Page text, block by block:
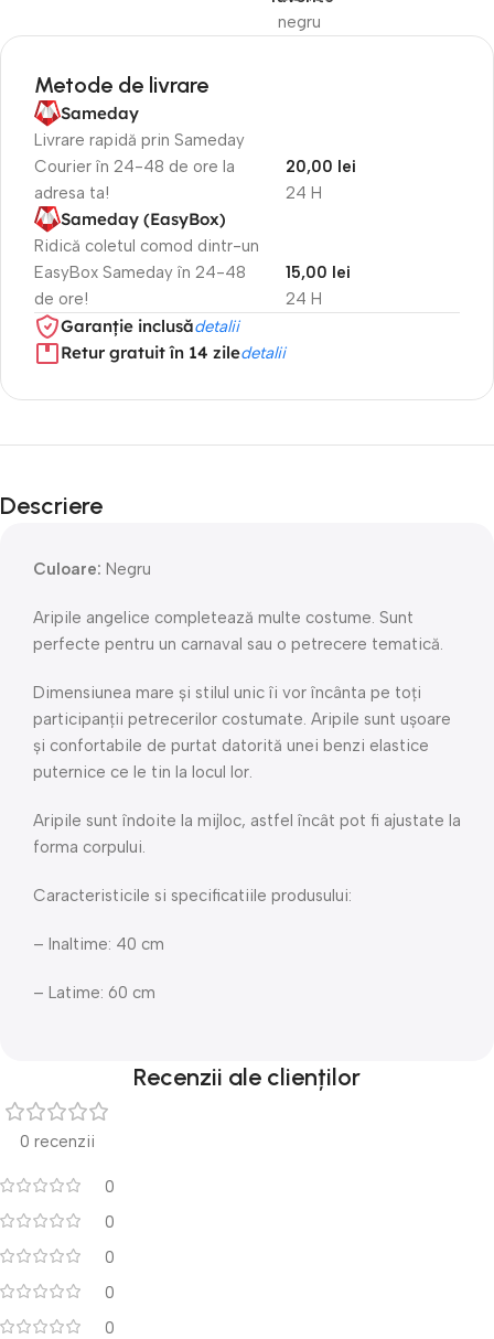
negru
Metode de livrare
Sameday
Livrare rapidă prin Sameday
Courier în 24-48 de ore la
adresa ta!
24 H
20,00 lei
Sameday (EasyBox)
Ridică coletul comod dintr-un
EasyBox Sameday în 24-48
de ore!
24 H
15,00 lei
Garanție inclusădetalii
Retur gratuit în 14 ziledetalii
Descriere
Culoare: Negru
Aripile angelice completează multe costume. Sunt
perfecte pentru un carnaval sau o petrecere tematică.
Dimensiunea mare și stilul unic îi vor încânta pe toți
participanții petrecerilor costumate. Aripile sunt ușoare
și confortabile de purtat datorită unei benzi elastice
puternice ce le tin la locul lor.
Aripile sunt îndoite la mijloc, astfel încât pot fi ajustate la
forma corpului.
Caracteristicile si specificatiile produsului:
– Inaltime: 40 cm
– Latime: 60 cm
Recenzii ale clienților
0 recenzii
0
0
0
0
0